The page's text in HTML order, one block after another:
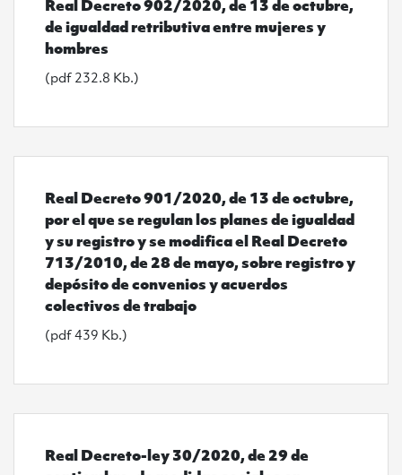
Real Decreto 902/2020, de 13 de octubre,
de igualdad retributiva entre mujeres y
hombres
(pdf 232.8 Kb.)
Real Decreto 901/2020, de 13 de octubre,
por el que se regulan los planes de igualdad
y su registro y se modifica el Real Decreto
713/2010, de 28 de mayo, sobre registro y
depósito de convenios y acuerdos
colectivos de trabajo
(pdf 439 Kb.)
Real Decreto-ley 30/2020, de 29 de